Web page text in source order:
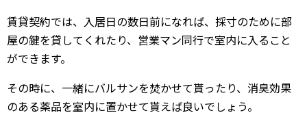
賃貸契約では、入居日の数日前になれば、採寸のために部
屋の鍵を貸してくれたり、営業マン同行で室内に入ること
ができます。
その時に、一緒にバルサンを焚かせて貰ったり、消臭効果
のある薬品を室内に置かせて貰えば良いでしょう。